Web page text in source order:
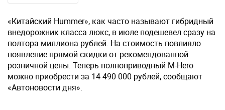
«Китайский Hummer», как часто называют гибридный
внедорожник класса люкс, в июле подешевел сразу на
полтора миллиона рублей. На стоимость повлияло
появление прямой скидки от рекомендованной
розничной цены. Теперь полноприводный M-Hero
можно приобрести за 14 490 000 рублей, сообщают
«Автоновости дня».